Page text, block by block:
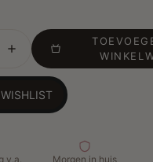
glans
technologie herstelt
tegen chemische
van wortel tot punt voor
technologie laat een
v.a.
Morgen in huis